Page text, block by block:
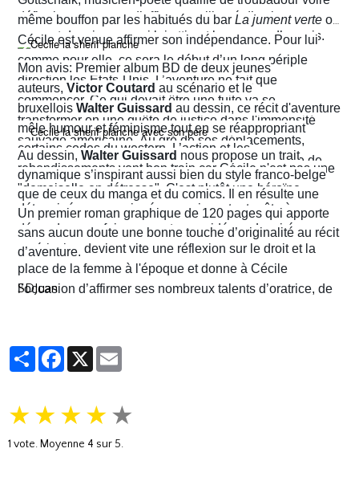
défier les normes et d’affirmer sa liberté d’action en
prenant des risques qui lui attirent beaucoup d’ennuis.
même bouffon par les habitués du bar La jument verte où
Cécile est venue affirmer son indépendance. Pour lui
comme pour elle, ce sera le début d’un long périple
direction les États-Unis. L’aventure ne fait que
commencer. Ce qui devait être une fuite va se
transformer en une quête de justice dans l'immensité
sauvage américaine. Au gré de ses déplacements,
Cécile finira contre toute attente par troquer la robe de
juriste contre l'étoile de shérif…
Mon avis: Premier album BD de deux jeunes
auteurs, Victor Coutard au scénario et le
bruxellois Walter Guissard au dessin, ce récit d'aventure
mêle humour et féminisme tout en se réappropriant
certains codes du western. L’action et les
rebondissements vont bon train car Cécile n'est pas une
"demoiselle en détresse". C'est plutôt une héroïne
déterminée, un peu ingénue mais surtout prête à en
découdre pour faire respecter ses idéaux. La virée
américaine devient vite une réflexion sur le droit et la
place de la femme à l'époque et donne à Cécile
l’occasion d’affirmer ses nombreux talents d’oratrice, de
Au dessin, Walter Guissard nous propose un trait
dynamique s’inspirant aussi bien du style franco-belge
que de ceux du manga et du comics. Il en résulte une
narration visuelle hyper dynamique privilégiant le
mouvement et l'énergie, c'est le moins que l'on puisse
dire.
Un premier roman graphique de 120 pages qui apporte
sans aucun doute une bonne touche d’originalité au récit
d’aventure.
SDJuan
PartagerFacebook
X
★ ★ ★ ★ ★
1 vote. Moyenne 4 sur 5.